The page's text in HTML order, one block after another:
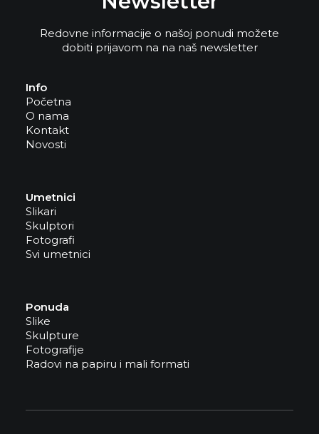
Redovne informacije o našoj ponudi možete
dobiti prijavom na na naš newsletter
Info
Početna
O nama
Kontakt
Novosti
Umetnici
Slikari
Skulptori
Fotografi
Svi umetnici
Ponuda
Slike
Skulpture
Fotografije
Radovi na papiru i mali formati